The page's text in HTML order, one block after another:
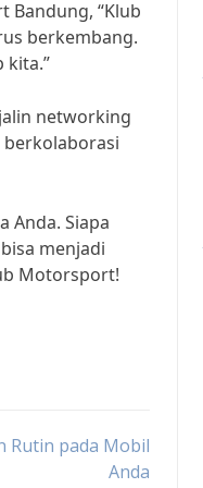
“Klub
berkembang.
kita.”
networking
berkolaborasi
Anda. Siapa
menjadi
Motorsport!
Rutin pada Mobil
Anda